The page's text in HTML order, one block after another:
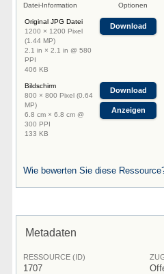
Datei-Information Optionen
Original JPG Datei
1200 × 1200 Pixel
(1.44 MP)
2.1 in × 2.1 in @ 580
PPI
406 KB
Download
Bildschirm
800 × 800 Pixel (0.64
MP)
6.8 cm × 6.8 cm @
300 PPI
133 KB
Download
Anzeigen
Wie bewerten Sie diese
Metadaten
RESSOURCE (ID)
1707